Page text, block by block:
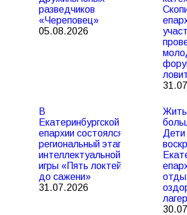
разведчиков
«Череповец»
05.08.2026
В
Екатеринбургской
епархии состоялся
региональный этап
интеллектуальной
игры «Пять локтей
до сажени»
31.07.2026
Жить
Дети